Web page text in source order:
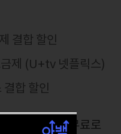
결합 할인
제 (U+tv 넷플릭스)
합 할인
넷플릭스를 무료로